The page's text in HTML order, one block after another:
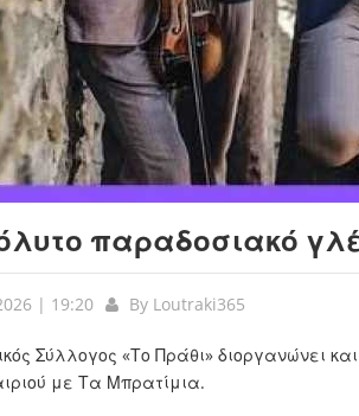
παραδοσιακό
| 19:20 By Loutraki365
Σύλλογος «Το Πράθι» διοργανώνει
με Τα Μπρατίμια.